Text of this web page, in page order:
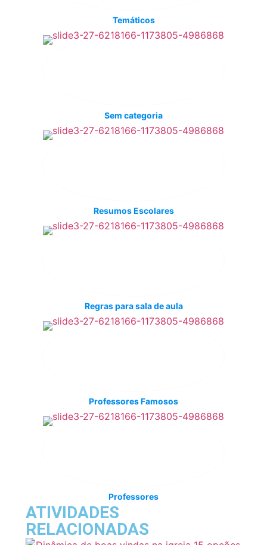
Temáticos
Sem categoria
Resumos Escolares
Regras para sala de aula
Professores Famosos
Professores
ATIVIDADES
RELACIONADAS